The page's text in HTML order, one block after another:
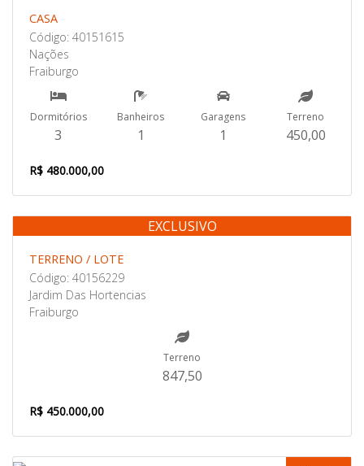
CASA
Código: 40151615
Nações
Fraiburgo
Dormitórios
3
Banheiros
1
Garagens
1
Terreno
450,00
R$ 480.000,00
Venda
EXCLUSIVO
TERRENO / LOTE
Código: 40156229
Jardim Das Hortencias
Fraiburgo
Terreno
847,50
R$ 450.000,00